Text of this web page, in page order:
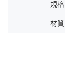
規格
材質